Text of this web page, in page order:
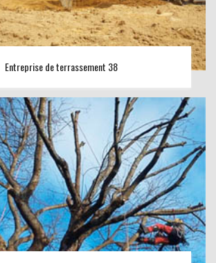
Entreprise de terrassement 38